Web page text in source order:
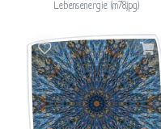
Lebensenergie (m78.jpg)